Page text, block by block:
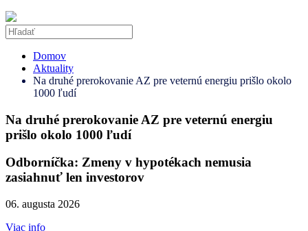
Domov
Aktuality
Na druhé prerokovanie AZ pre veternú energiu prišlo okolo
1000 ľudí
Na druhé prerokovanie AZ pre veternú energiu
prišlo okolo 1000 ľudí
Odborníčka: Zmeny v hypotékach nemusia
zasiahnuť len investorov
06. augusta 2026
Viac info